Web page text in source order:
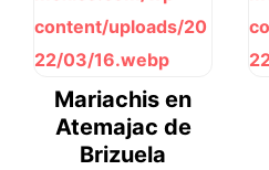
Mariachis en
Atemajac de
Brizuela